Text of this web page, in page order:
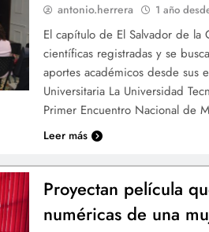
antonio.herrera 1 año
El capítulo de El Salvador de la
científicas registradas y se
aportes académicos desde sus
Universitaria La Universidad
Primer Encuentro Nacional de
Leer más
Proyectan película
numéricas de una